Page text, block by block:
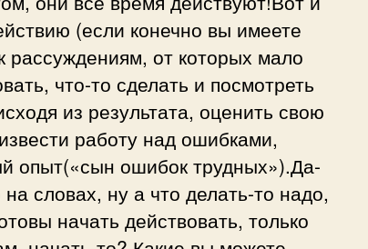
(если конечно вы имеете
рассуждениям, от которых мало
что-то сделать и посмотреть
из результата, оценить свою
работу над ошибками,
опыт(«сын ошибок трудных»).Да-
словах, ну а что делать-то надо,
начать действовать, только